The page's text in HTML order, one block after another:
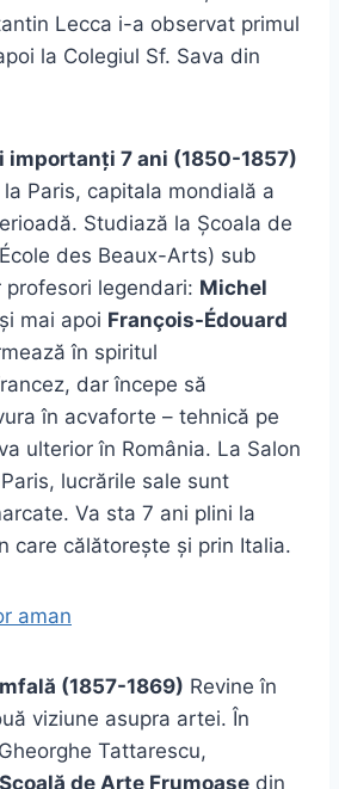
Lecca i-a observat primul
la Colegiul Sf. Sava din
importanți 7 ani (1850-1857)
Paris, capitala mondială a
Studiază la Școala de
des Beaux-Arts) sub
legendari: Michel
și mai apoi François-Édouard
în spiritul
dar începe să
în acvaforte – tehnică pe
ulterior în România. La Salon
lucrările sale sunt
Va sta 7 ani plini la
care călătorește și prin Italia.
(1857-1869) Revine în
viziune asupra artei. În
Tattarescu,
Școală de Arte Frumoase din